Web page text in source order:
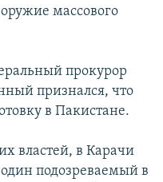
массового
прокурор
признался, что
в Пакистане.
властей, в Карачи
подозреваемый в